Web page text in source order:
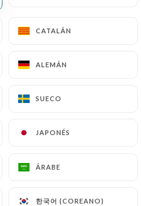
CATALÁN
ALEMÁN
SUECO
JAPONÉS
ÁRABE
한국어 (COREANO)
CATALÁN
ALEMÁN
SUECO
JAPONÉS
ÁRABE
한국어 (COREANO)